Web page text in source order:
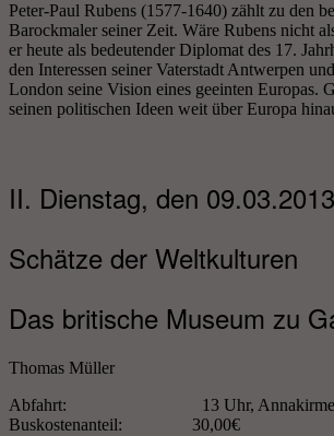
Peter-Paul Rubens (1577-1640) zählt zu den
Barockmaler seiner Zeit. Wäre Rubens nicht
er heute als bedeutender Diplomat des 17.
den Interessen seiner Vaterstadt Antwerpen
London seine Vision eines geeinten Europas.
seinen politischen Ideen weit über Europa
II. Dienstag, den 09.03.2013
Schätze der Weltkulturen
Das britische Museum zu
Thomas Müller
Abfahrt: 13 Uhr,
Buskostenanteil: 30,00€